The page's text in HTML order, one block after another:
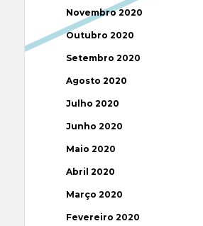
Novembro 2020
Outubro 2020
Setembro 2020
Agosto 2020
Julho 2020
Junho 2020
Maio 2020
Abril 2020
Março 2020
Fevereiro 2020